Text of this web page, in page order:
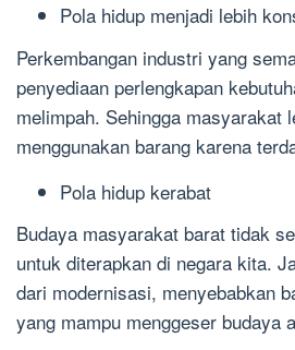
Pola hidup menjadi lebih
Perkembangan industri yang
penyediaan perlengkapan
melimpah. Sehingga masyarakat
menggunakan barang karena
Pola hidup kerabat
Budaya masyarakat barat tidak
untuk diterapkan di negara kita.
dari modernisasi, menyebabkan
yang mampu menggeser budaya